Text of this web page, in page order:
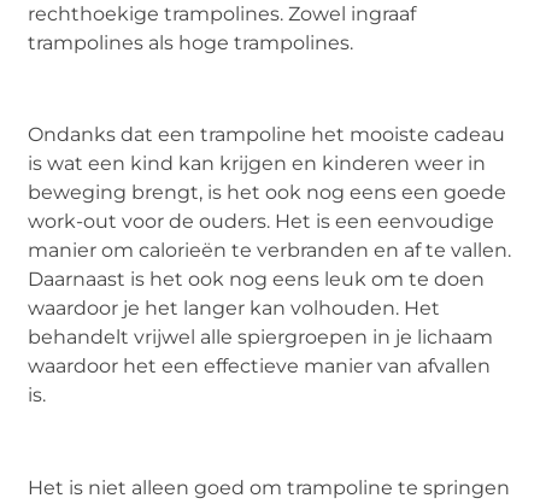
rechthoekige trampolines. Zowel ingraaf
trampolines als hoge trampolines.
Ondanks dat een trampoline het mooiste cadeau
is wat een kind kan krijgen en kinderen weer in
beweging brengt, is het ook nog eens een goede
work-out voor de ouders. Het is een eenvoudige
manier om calorieën te verbranden en af te vallen.
Daarnaast is het ook nog eens leuk om te doen
waardoor je het langer kan volhouden. Het
behandelt vrijwel alle spiergroepen in je lichaam
waardoor het een effectieve manier van afvallen
is.
Het is niet alleen goed om trampoline te springen